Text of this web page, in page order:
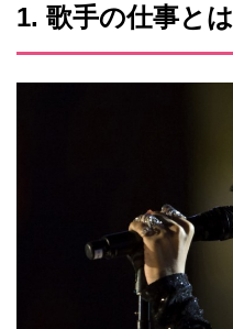
1. 歌手の仕事とは